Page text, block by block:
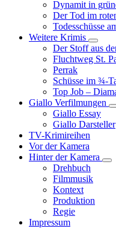
Dynamit in
Der Tod im
Todesschüsse
Weitere Krimis
von
Der Stoff aus
Fluchtweg St.
Perrak
Schüsse im ¾-
Top Job –
Giallo Verfilmungen
Giallo Essay
Giallo Darsteller
TV-Krimireihen
Vor der Kamera
Hinter der Kamera
Drehbuch
Filmmusik
Kontext
Produktion
Regie
Impressum